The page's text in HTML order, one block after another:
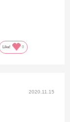
Like! 0
2020.11.15